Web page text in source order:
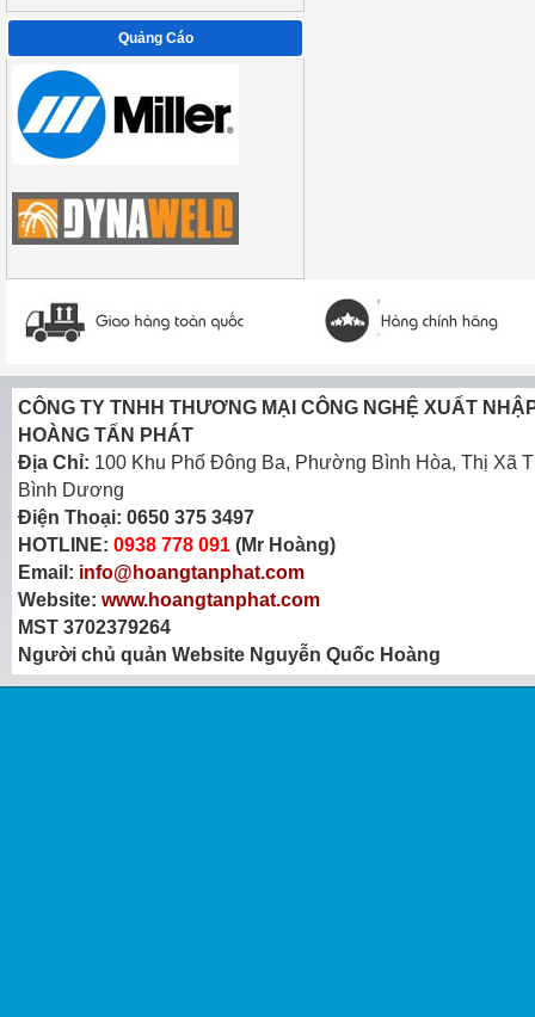
Quảng Cáo
CÔNG TY TNHH THƯƠNG MẠI CÔNG NGHỆ XUẤT
HOÀNG TẤN PHÁT
Địa Chỉ: 100 Khu Phố Đông Ba, Phường Bình Hòa, Thị Xã
Bình Dương
Điện Thoại: 0650 375 3497
HOTLINE: 0938 778 091 (Mr Hoàng)
Email: info@hoangtanphat.com
Website: www.hoangtanphat.com
MST 3702379264
Người chủ quản Website Nguyễn Quốc Hoàng